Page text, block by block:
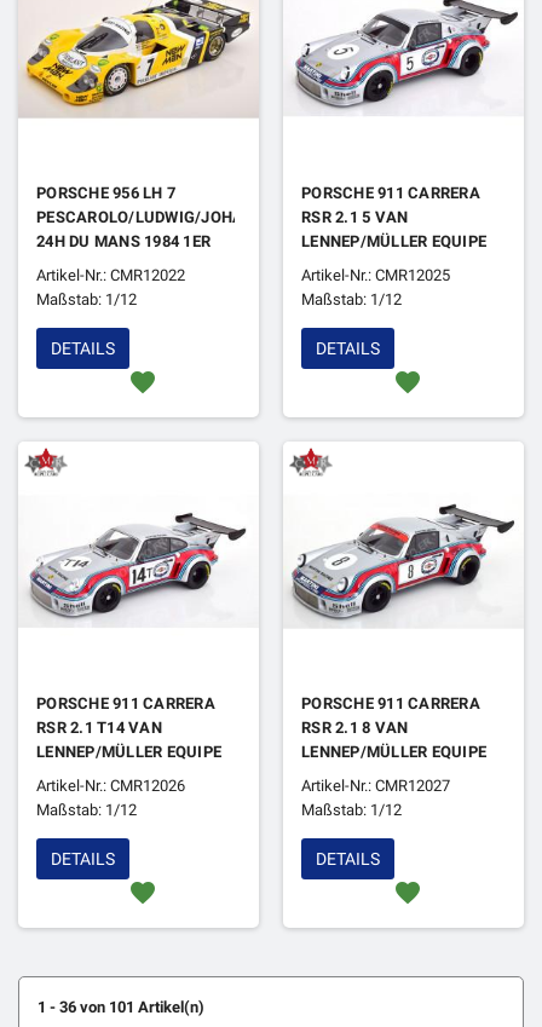
PORSCHE 956 LH 7
PESCAROLO/LUDWIG/JOHANSSON
24H DU MANS 1984 1ER
Artikel-Nr.: CMR12022
Maßstab: 1/12
favorite
DETAILS
PORSCHE 911 CARRERA
RSR 2.1 5 VAN
LENNEP/MÜLLER EQUIPE
MARTINI 1000 KM BRAND
HATCH 1974
Artikel-Nr.: CMR12025
Maßstab: 1/12
favorite
DETAILS
PORSCHE 911 CARRERA
RSR 2.1 T14 VAN
LENNEP/MÜLLER EQUIPE
MARTINI 1000 KM SPA
1974
Artikel-Nr.: CMR12026
Maßstab: 1/12
favorite
DETAILS
PORSCHE 911 CARRERA
RSR 2.1 8 VAN
LENNEP/MÜLLER EQUIPE
MARTINI NURBURGRING
1974
Artikel-Nr.: CMR12027
Maßstab: 1/12
favorite
DETAILS
1 - 36 von 101 Artikel(n)